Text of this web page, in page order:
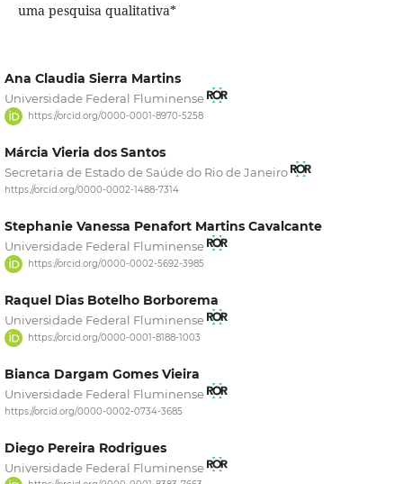
uma pesquisa qualitativa*
Ana Claudia Sierra Martins
Universidade Federal Fluminense
https://orcid.org/0000-0001-8970-5258
Márcia Vieria dos Santos
Secretaria de Estado de Saúde do Rio de Janeiro
https://orcid.org/0000-0002-1488-7314
Stephanie Vanessa Penafort Martins Cavalcante
Universidade Federal Fluminense
https://orcid.org/0000-0002-5692-3985
Raquel Dias Botelho Borborema
Universidade Federal Fluminense
https://orcid.org/0000-0001-8188-1003
Bianca Dargam Gomes Vieira
Universidade Federal Fluminense
https://orcid.org/0000-0002-0734-3685
Diego Pereira Rodrigues
Universidade Federal Fluminense